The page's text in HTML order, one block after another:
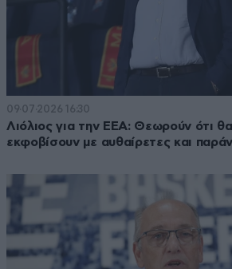
09·07·2026 16:30
Λιόλιος για την ΕΕΑ: Θεωρούν ότι
εκφοβίσουν με αυθαίρετες και